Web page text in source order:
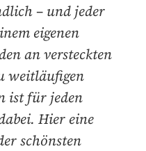
– und jeder
eigenen
an versteckten
weitläufigen
ist für jeden
Hier eine
schönsten